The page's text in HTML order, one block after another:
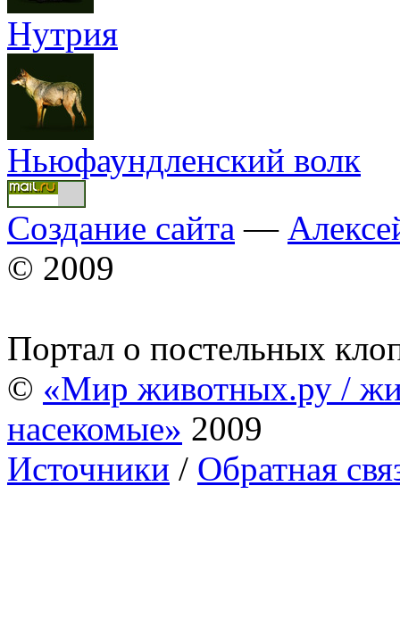
Нутрия
Ньюфаундленский волк
Создание сайта —
© 2009
Портал о постельных
© «Мир животных.ру /
насекомые» 2009
Источники / Обратная